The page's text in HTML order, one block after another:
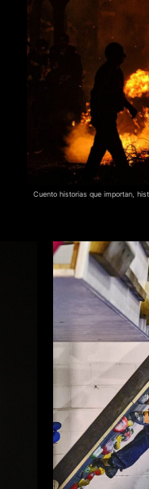
Cuento historias que importan,